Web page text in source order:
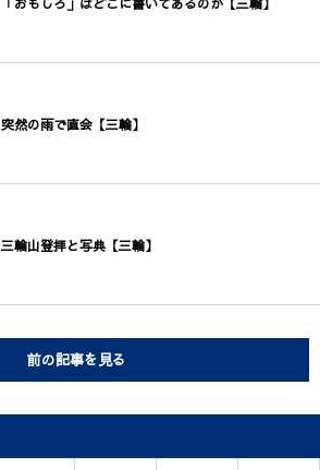
突然の雨で直会【三輪】
三輪山登拝と写典【三輪】
前の記事を見る